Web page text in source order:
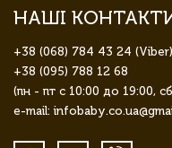
НАШІ
+38 (068) 784 43 24 (Viber)
+38 (095) 788 12 68
(пн - пт с 10:00 до 19:00,
e-mail: